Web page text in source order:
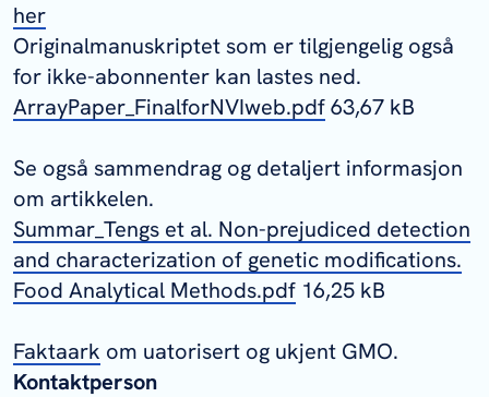
her
Originalmanuskriptet som er tilgjengelig også
for ikke-abonnenter kan lastes ned.
ArrayPaper_FinalforNVIweb.pdf63,67 kB
Se også sammendrag og detaljert informasjon
om artikkelen.
Summar_Tengs et al. Non-prejudiced detection
and characterization of genetic modifications.
Food Analytical Methods.pdf 16,25 kB
Faktaark om uatorisert og ukjent GMO.
Kontaktperson